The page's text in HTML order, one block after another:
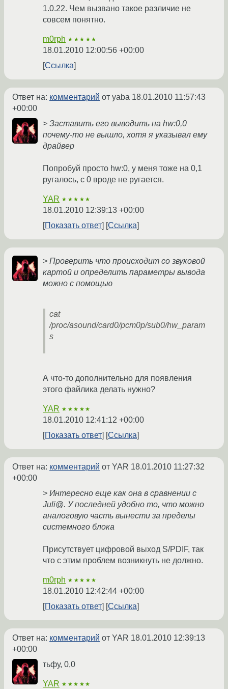
1.0.22. Чем вызвано такое различие не
совсем понятно.
m0rph ★★★★★
18.01.2010 12:00:56 +00:00
Ссылка
Ответ на: комментарий от yaba 18.01.2010 11:57:43
+00:00
> Заставить его выводить на hw:0,0
почему-то не вышло, хотя я указывал ему
драйвер
Попробуй просто hw:0, у меня тоже на 0,1
ругалось, с 0 вроде не ругается.
YAR ★★★★★
18.01.2010 12:39:13 +00:00
Показать ответ
Ссылка
> Проверить что происходит со звуковой
картой и определить параметры вывода
можно с помощью
cat
/proc/asound/card0/pcm0p/sub0/hw_param
s
А что-то дополнительно для появления
этого файлика делать нужно?
YAR ★★★★★
18.01.2010 12:41:12 +00:00
Показать ответ
Ссылка
Ответ на: комментарий от YAR 18.01.2010 11:27:32
+00:00
> Интересно еще как она в сравнении с
Juli@. У последней удобно то, что можно
аналоговую часть вынести за пределы
системного блока
Присутствует цифровой выход S/PDIF, так
что с этим проблем возникнуть не должно.
m0rph ★★★★★
18.01.2010 12:42:44 +00:00
Показать ответ
Ссылка
Ответ на: комментарий от YAR 18.01.2010 12:39:13
+00:00
тьфу, 0,0
YAR ★★★★★